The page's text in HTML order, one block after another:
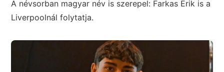
A névsorban magyar név is szerepel: Farkas Erik is a
Liverpoolnál folytatja.